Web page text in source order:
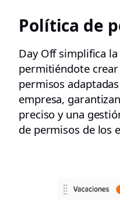
Política de
Day Off simplifica
permitiéndote
permisos
empresa,
preciso y una
de permisos de los